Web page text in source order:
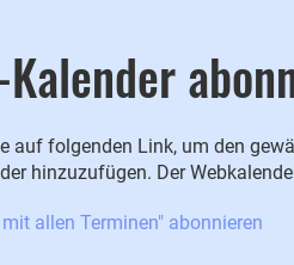
auf folgenden Link, um den
hinzuzufügen. Der
allen Terminen" abonnieren